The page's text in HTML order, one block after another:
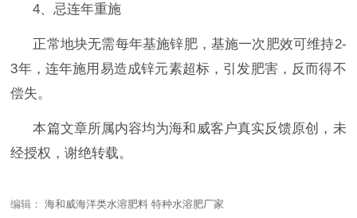
4、忌连年重施
正常地块无需每年基施锌肥，基施一次肥效可维持2-
3年，连年施用易造成锌元素超标，引发肥害，反而得不
偿失。
本篇文章所属内容均为海和威客户真实反馈原创，未
经授权，谢绝转载。
编辑：海和威海洋类水溶肥料 特种水溶肥厂家